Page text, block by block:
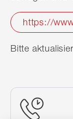
https://
Bitte